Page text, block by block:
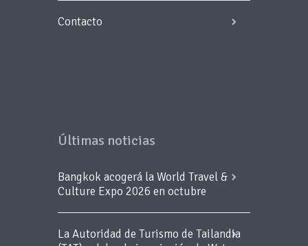
Contacto
Últimas noticias
Bangkok acogerá la World Travel &
Culture Expo 2026 en octubre
La Autoridad de Turismo de Tailandia